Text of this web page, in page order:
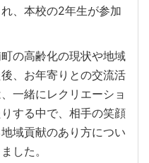
、本校の2年生が参加
の高齢化の現状や地域
、お年寄りとの交流活
一緒にレクリエーショ
する中で、相手の笑顔
域貢献のあり方につい
した。